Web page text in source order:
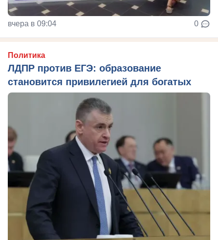
вчера в 09:04 0
Политика
ЛДПР против ЕГЭ: образование
становится привилегией для богатых